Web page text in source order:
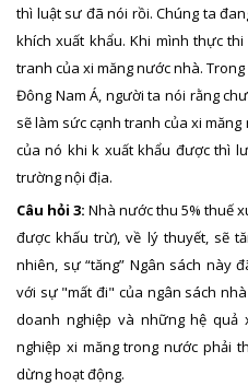
thì luật sư đã nói rồi. Chúng ta
khích xuất khẩu. Khi mình thực
tranh của xi măng nước nhà.
Đông Nam Á, người ta nói rằng
sẽ làm sức cạnh tranh của xi
của nó khi k xuất khẩu được thì
trường nội địa.
Câu hỏi 3: Nhà nước thu 5% thuế
được khấu trừ), về lý thuyết, sẽ
nhiên, sự “tăng” Ngân sách này
với sự "mất đi" của ngân sách
doanh nghiệp và những hệ
nghiệp xi măng trong nước phải
dừng hoạt động.